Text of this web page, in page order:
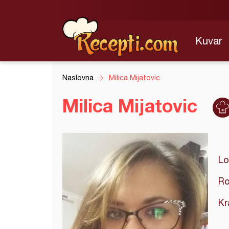
Kuvar
Naslovna Milica Mijatovic
Milica Mijatovic